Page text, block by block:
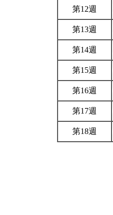
第12週
第13週
第14週
第15週
第16週
第17週
第18週